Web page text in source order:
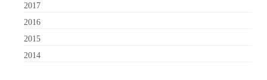
2017
2016
2015
2014